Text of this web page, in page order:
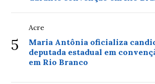
5
Acre
Maria Antônia oficializa
deputada estadual em
em Rio Branco